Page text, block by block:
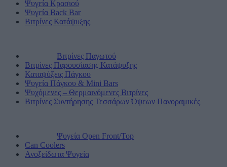
Ψυγεία Κρασιού
Ψυγεία Back Bar
Βιτρίνες Κατάψυξης
Βιτρίνες Παγωτού
Βιτρίνες Παρουσίασης Κατάψυξης
Καταψύξεις Πάγκου
Ψυγεία Πάγκου & Mini Bars
Ψυχόμενες – Θερμαινόμενες Βιτρίνες
Βιτρίνες Συντήρησης Τεσσάρων Όψεων Πανοραμικές
Ψυγεία Open Front/Top
Can Coolers
Ανοξείδωτα Ψυγεία